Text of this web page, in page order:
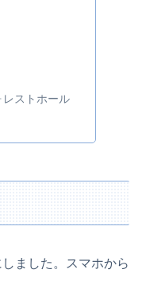
レストホール
ました。スマホから